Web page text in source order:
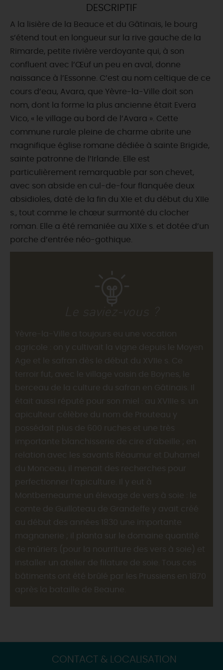
DEMAIN
CE WEEK-END
CETTE SEMAINE
TOUT L'AGENDA
DESCRIPTIF
A la lisière de la Beauce et du Gâtinais, le bourg
s’étend tout en longueur sur la rive gauche de la
Rimarde, petite rivière verdoyante qui, à son
confluent avec l’Œuf un peu en aval, donne
naissance à l’Essonne. C’est au nom celtique de ce
cours d’eau, Avara, que Yèvre-la-Ville doit son
nom, dont la forme la plus ancienne était Evera
Vico, « le village au bord de l’Avara ». Cette
commune rurale pleine de charme abrite une
magnifique église romane dédiée à sainte Brigide,
sainte patronne de l’Irlande. Elle est
particulièrement remarquable par son chevet,
avec son abside en cul-de-four flanquée deux
absidioles, daté de la fin du XIe et du début du XIIe
s., tout comme le chœur surmonté du clocher
roman. Elle a été remaniée au XIXe s. et dotée d’un
porche d’entrée néo-gothique.
Le saviez-vous ?
Yèvre-la-Ville a toujours eu une vocation
agricole : on y cultivait la vigne depuis le Moyen
Age et le safran dès le début du XVIIe s. Ce
terroir fut, avec le village voisin de Boynes, le
berceau de la culture du safran en Gâtinais. Il
était aussi réputé pour son miel : au XVIIIe s. un
apiculteur célèbre du nom de Prouteau y
possédait plus de 600 ruches et une très
importante blanchisserie de cire d’abeille ; en
relation avec les savants Réaumur et Duhamel
du Monceau, il menait des recherches pour
perfectionner l’apiculture. Il y eut à
Montberneaume un élevage de vers à soie : le
comte de Guilloteau de Grandeffe y avait créé
au début des années 1830 une importante
magnanerie ; il planta sur le domaine quantité
de mûriers (pour la nourriture des vers à soie) et
installer un atelier de filature de soie. Tous ces
bâtiments ont été brûlé par les Prussiens en 1870
après la bataille de Beaune.
CONTACT & LOCALISATION